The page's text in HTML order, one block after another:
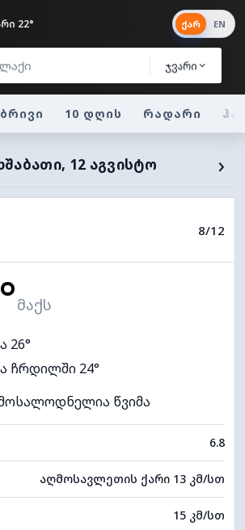
22°
ჯვარი
ქარ EN
10 დღის რადარი
12 ᲐᲒᲕᲘᲡᲢᲝ ›
8/12
მაქს
26°
ჩრდილში 24°
წვიმა
6.8
აღმოსავლეთის ქარი 13 კმ/სთ
15 კმ/სთ